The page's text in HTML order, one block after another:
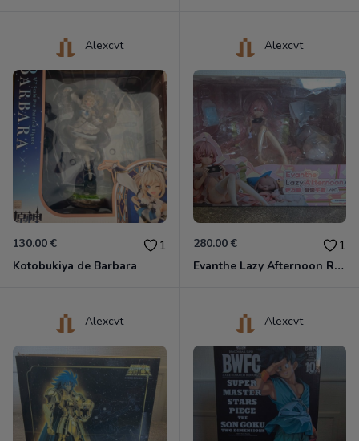
Alexcvt
130.00 € 1
Kotobukiya de Barbara
Alexcvt
280.00 € 1
Evanthe Lazy Afternoon Red Pride of Eden
Alexcvt Alexcvt